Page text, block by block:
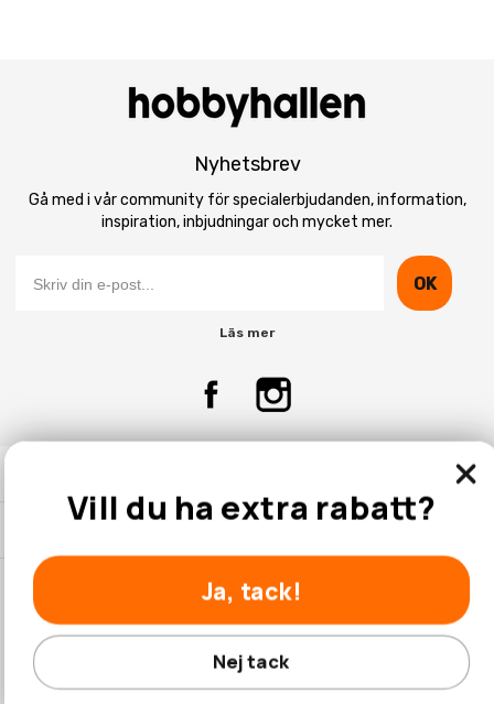
Nyhetsbrev
Gå med i vår community för specialerbjudanden, information,
inspiration, inbjudningar och mycket mer.
OK
Läs mer
© 2026 Hobbyhallen.se
Vill du ha extra rabatt?
Ja, tack!
Nej tack